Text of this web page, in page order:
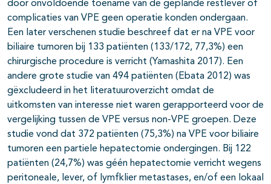
door onvoldoende toename van de geplande restlever of
complicaties van VPE geen operatie konden ondergaan.
Een later verschenen studie beschreef dat er na VPE voor
biliaire tumoren bij 133 patiënten (133/172, 77,3%) een
chirurgische procedure is verricht (Yamashita 2017). Een
andere grote studie van 494 patiënten (Ebata 2012) was
gëxcludeerd in het literatuuroverzicht omdat de
uitkomsten van interesse niet waren gerapporteerd voor de
vergelijking tussen de VPE versus non-VPE groepen. Deze
studie vond dat 372 patiënten (75,3%) na VPE voor biliaire
tumoren een partiele hepatectomie ondergingen. Bij 122
patiënten (24,7%) was géén hepatectomie verricht wegens
peritoneale, lever, of lymfklier metastases, en/of een lokaal